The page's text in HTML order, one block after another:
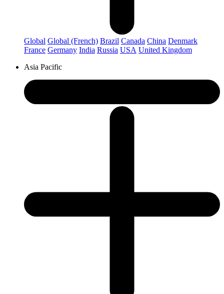
Global Global (French) Brazil Canada China Denmark
France Germany India Russia USA United Kingdom
Asia Pacific